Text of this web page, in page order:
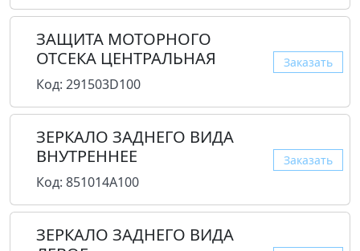
ЗАЩИТА МОТОРНОГО
ОТСЕКА ЦЕНТРАЛЬНАЯ
Код: 291503D100
Заказать
ЗЕРКАЛО ЗАДНЕГО ВИДА
ВНУТРЕННЕЕ
Код: 851014A100
Заказать
ЗЕРКАЛО ЗАДНЕГО ВИДА